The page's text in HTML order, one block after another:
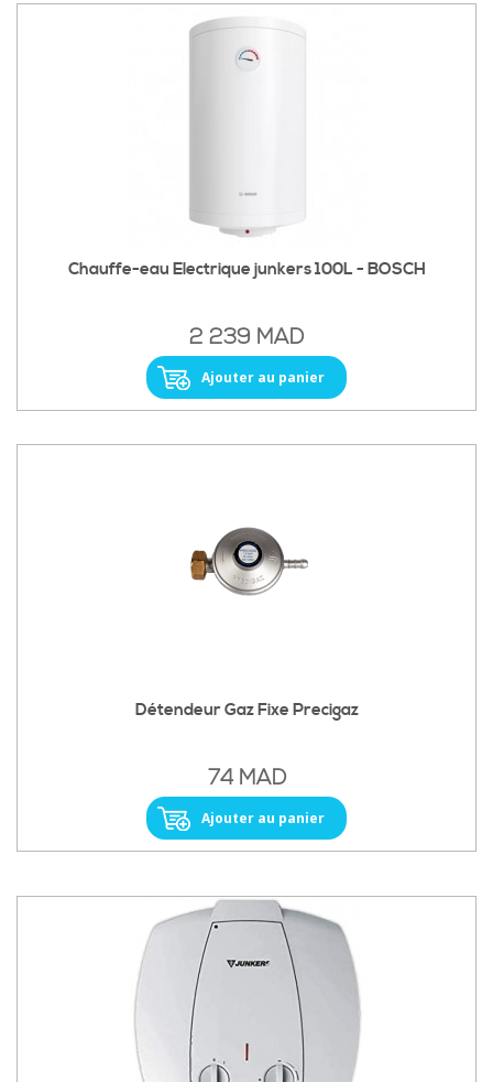
Chauffe-eau Electrique junkers 100L - BOSCH
2 239 MAD
Ajouter au panier
Détendeur Gaz Fixe Precigaz
74 MAD
Ajouter au panier